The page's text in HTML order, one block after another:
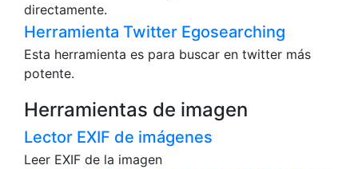
directamente.
Herramienta Twitter Egosearching
Esta herramienta es para buscar en twitter más
potente.
Herramientas de imagen
Lector EXIF de imágenes
Leer EXIF de la imagen